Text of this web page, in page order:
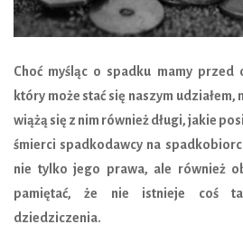
Choć myśląc o spadku mamy przed
który może stać się naszym udziałem,
wiążą się z nim również długi, jakie
śmierci spadkodawcy na
nie tylko jego prawa, ale również
pamiętać, że nie istnieje coś
dziedziczenia.